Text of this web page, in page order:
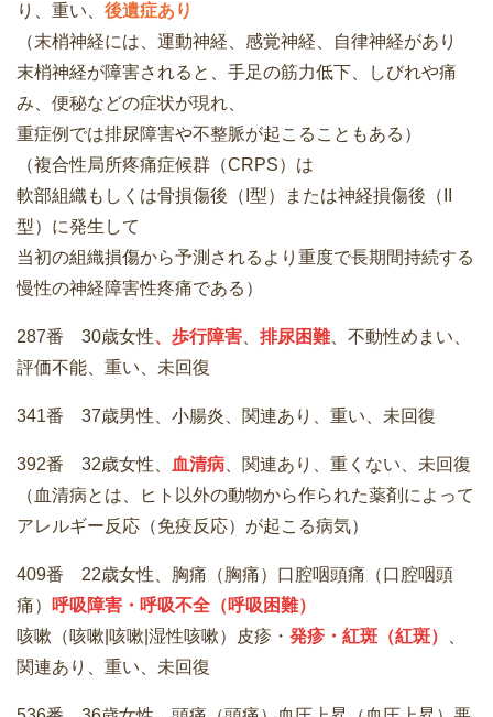
り、重い、 後遺症あり
（末梢神経には、運動神経、感覚神経、自律神経があり
末梢神経が障害されると、手足の筋力低下、しびれや痛
み、便秘などの症状が現れ、
重症例では排尿障害や不整脈が起こることもある）
（複合性局所疼痛症候群（CRPS）は
軟部組織もしくは骨損傷後（I型）または神経損傷後（II
型）に発生して
当初の組織損傷から予測されるより重度で長期間持続する
慢性の神経障害性疼痛である）
287番 30歳女性、歩行障害 排尿困難、不動性めまい、
評価不能、重い、未回復
341番 37歳男性、小腸炎、関連あり、重い、未回復
392番 32歳女性、 血清病 、関連あり、重くない、未回復
（血清病とは、ヒト以外の動物から作られた薬剤によって
アレルギー反応（免疫反応）が起こる病気）
409番 22歳女性、胸痛（胸痛）口腔咽頭痛（口腔咽頭
痛）
呼吸障害・呼吸不全（呼吸困難）
咳嗽（咳嗽|咳嗽|湿性咳嗽）皮疹・ 発疹・紅斑（紅斑）
関連あり、重い、未回復